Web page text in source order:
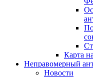
Карта
Неправомерный
Новости